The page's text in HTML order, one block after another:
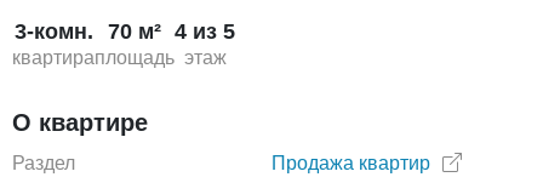
3-комн.
квартира
70 м²
площадь
4 из 5
этаж
О квартире
Раздел
Продажа квартир